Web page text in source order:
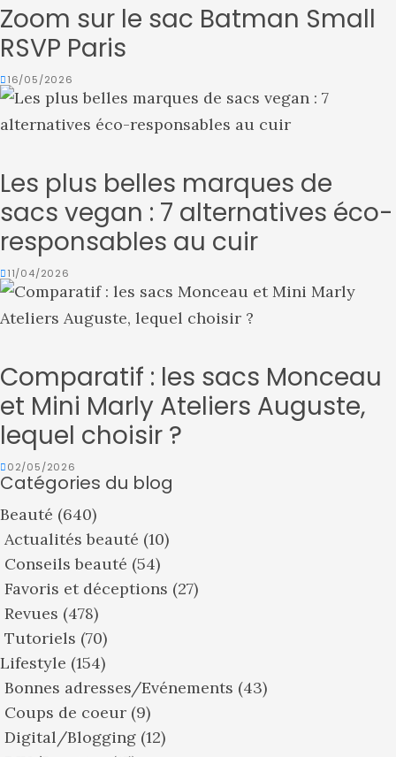
Zoom sur le sac Batman Small
RSVP Paris
16/05/2026
Les plus belles marques de
sacs vegan : 7 alternatives éco-
responsables au cuir
11/04/2026
Comparatif : les sacs Monceau
et Mini Marly Ateliers Auguste,
lequel choisir ?
02/05/2026
Catégories du blog
Beauté (640)
Actualités beauté (10)
Conseils beauté (54)
Favoris et déceptions (27)
Revues (478)
Tutoriels (70)
Lifestyle (154)
Bonnes adresses/Evénements (43)
Coups de coeur (9)
Digital/Blogging (12)